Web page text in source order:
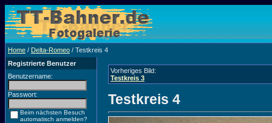
Home / Delta-Romeo / Testkreis 4
Registrierte Benutzer
Benutzername:
Passwort:
Beim nächsten Besuch
automatisch anmelden?
Vorheriges Bild:
Testkreis 3
Testkreis 4